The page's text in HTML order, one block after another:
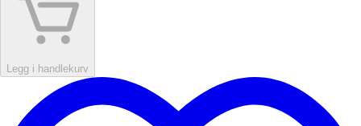
Legg i handlekurv